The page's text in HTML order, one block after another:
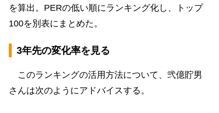
を算出。PERの低い順にランキング化し、トップ
100を別表にまとめた。
3年先の変化率を見る
このランキングの活用方法について、弐億貯男
さんは次のようにアドバイスする。